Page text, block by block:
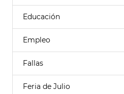
Educación
Empleo
Fallas
Feria de Julio